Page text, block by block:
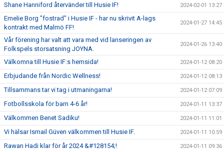
Shane Hanniford återvänder till Husie IF! 2024-02-01 13:27
Emelie Borg "fostrad" i Husie IF - har nu skrivit A-lags
kontrakt med Malmö FF!
2024-01-27 14:45
Vår förening har valt att vara med vid lanseringen av
Folkspels storsatsning JOYNA.
2024-01-26 13:40
Välkomna till Husie IF:s hemsida! 2024-01-12 08:20
Erbjudande från Nordic Wellness! 2024-01-12 08:13
Tillsammans tar vi tag i utmaningarna! 2024-01-12 07:09
Fotbollsskola för barn 4-6 år! 2024-01-11 13:37
Välkommen Benet Sadiku! 2024-01-11 11:01
Vi hälsar Ismail Güven välkommen till Husie IF. 2024-01-11 10:59
Rawan Hadi klar för år 2024 &#128154;! 2024-01-11 09:36